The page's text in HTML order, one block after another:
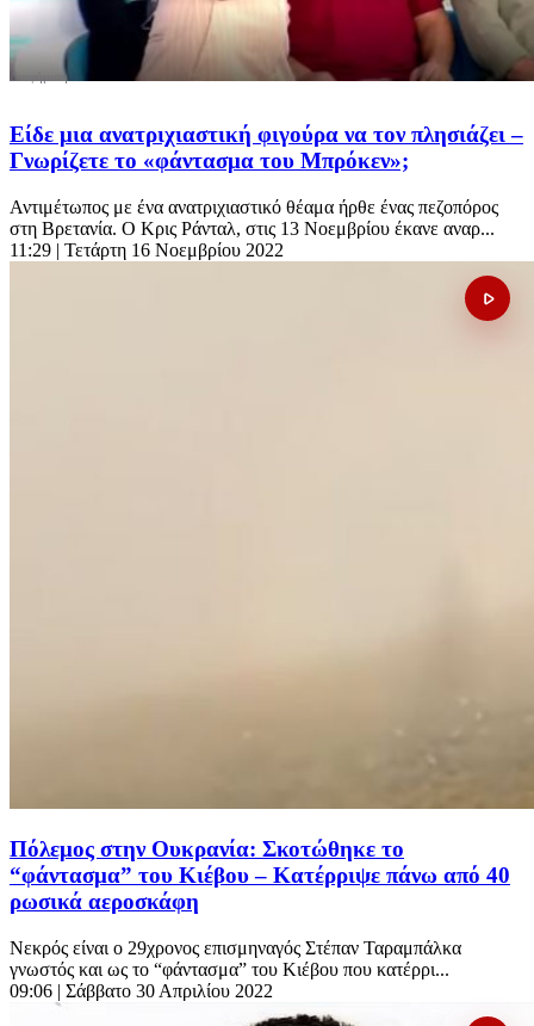
Είδε μια ανατριχιαστική φιγούρα να τον πλησιάζει –
Γνωρίζετε το «φάντασμα του Μπρόκεν»;
Αντιμέτωπος με ένα ανατριχιαστικό θέαμα ήρθε ένας πεζοπόρος
στη Βρετανία. Ο Κρις Ράνταλ, στις 13 Νοεμβρίου έκανε αναρ...
11:29 | Τετάρτη 16 Νοεμβρίου 2022
Πόλεμος στην Ουκρανία: Σκοτώθηκε το
“φάντασμα” του Κιέβου – Κατέρριψε πάνω από 40
ρωσικά αεροσκάφη
Νεκρός είναι ο 29χρονος επισμηναγός Στέπαν Ταραμπάλκα
γνωστός και ως το “φάντασμα” του Κιέβου που κατέρρι...
09:06 | Σάββατο 30 Απριλίου 2022